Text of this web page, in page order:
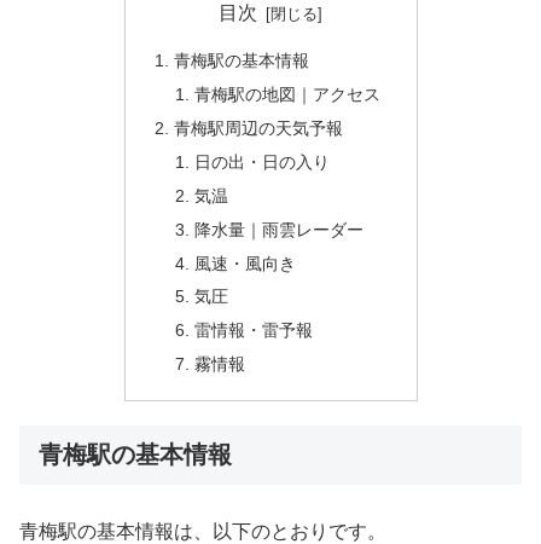
目次
青梅駅の基本情報
青梅駅の地図｜アクセス
青梅駅周辺の天気予報
日の出・日の入り
気温
降水量｜雨雲レーダー
風速・風向き
気圧
雷情報・雷予報
霧情報
青梅駅の基本情報
青梅駅の基本情報は、以下のとおりです。